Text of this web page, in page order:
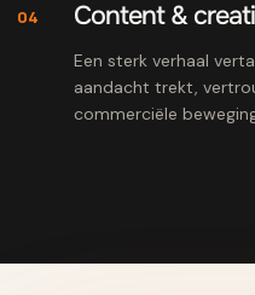
04 Content &
Een sterk verhaal
aandacht trekt,
commerciële